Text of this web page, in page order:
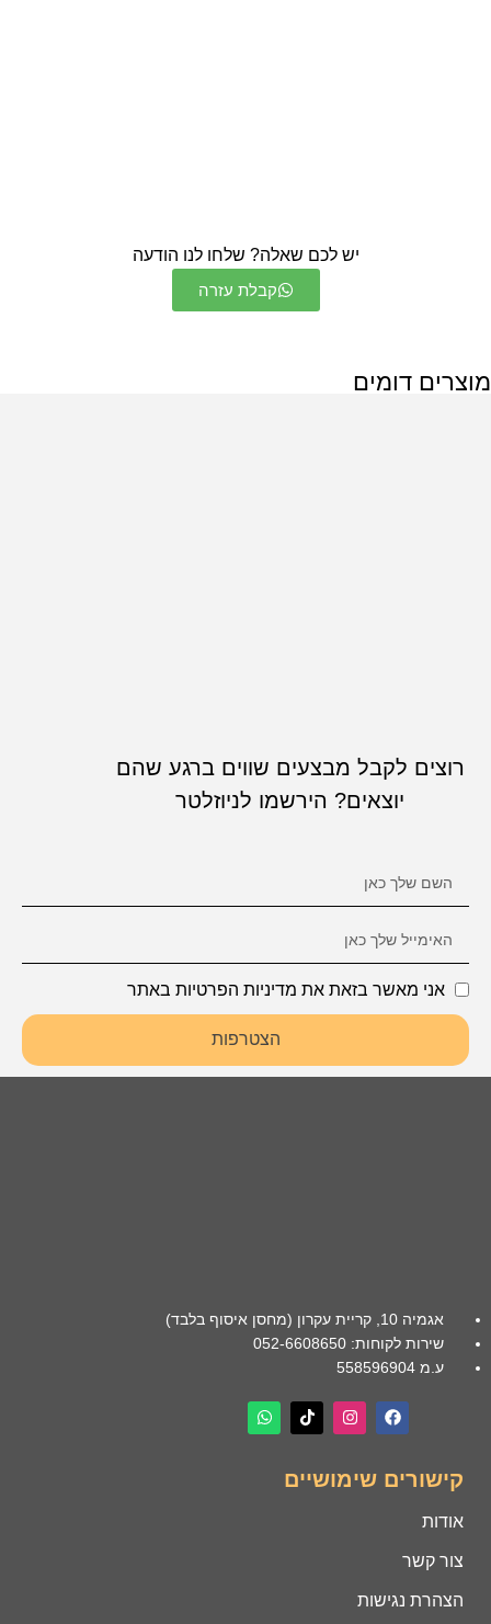
יש לכם שאלה? שלחו לנו הודעה
קבלת עזרה
מוצרים דומים
רוצים לקבל מבצעים שווים ברגע שהם
יוצאים? הירשמו לניוזלטר
אני מאשר בזאת את מדיניות הפרטיות באתר
הצטרפות
אגמיה 10, קריית עקרון (מחסן איסוף בלבד)
שירות לקוחות: 052-6608650
ע.מ 558596904
קישורים שימושיים
אודות
צור קשר
הצהרת נגישות